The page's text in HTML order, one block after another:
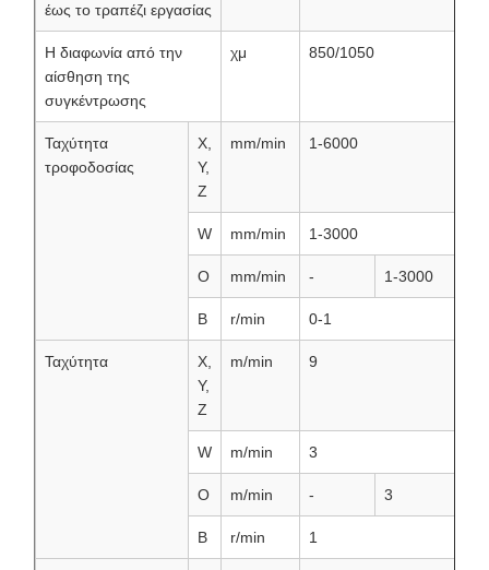
έως το τραπέζι εργασίας
Η διαφωνία από την
αίσθηση της
συγκέντρωσης
χμ 850/1050
Ταχύτητα
τροφοδοσίας
Χ,
Υ,
Ζ
mm/min 1-6000
W mm/min 1-3000
Ο mm/min - 1-3000
Β r/min 0-1
Ταχύτητα
Χ,
Υ,
Ζ
m/min 9
W m/min 3
Ο m/min - 3
Β r/min 1